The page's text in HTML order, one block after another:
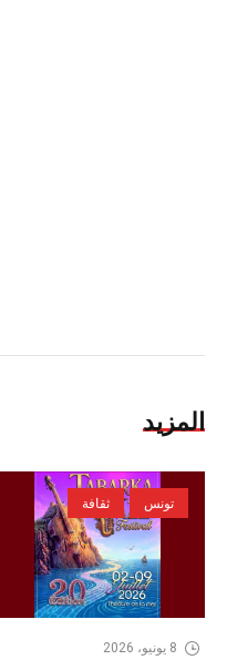
المزيد
تونس ثقافة
8 يونيو، 2026